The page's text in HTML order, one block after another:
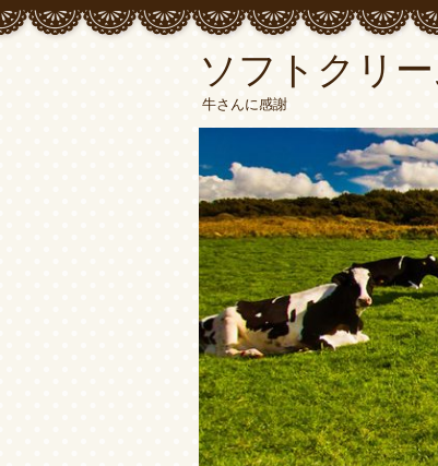
ソフトクリ
牛さんに感謝